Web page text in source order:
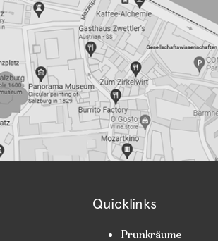
Quicklinks
Prunkräume